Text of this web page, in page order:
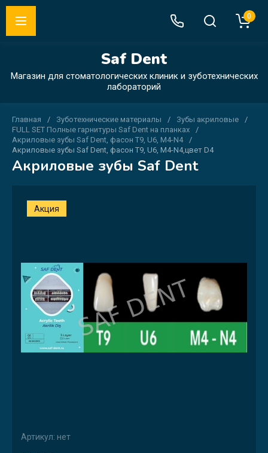
Saf Dent
Магазин для стоматологических клиник и зуботехнических
лабораторий
0
Главная / Зуботехнические материалы / Зубы акриловые
/
FULL SET Полные гарнитуры Saf Dent на планках
/
Акриловые зубы Saf Dent, фасон T9, U6, M4-N4
/
Акриловые зубы Saf Dent, фасон T9, U6, M4-N4,цвет D4
Акриловые зубы Saf Dent
Акция
Артикул: нет